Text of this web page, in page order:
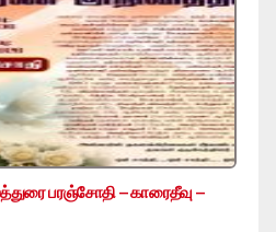
பரஞ்சோதி – காரைதீவு –